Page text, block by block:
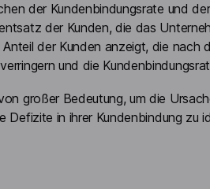
der Kundenbindungsrate und der
der Kunden, die das
der Kunden anzeigt, die nach
und die
großer Bedeutung, um die
Defizite in ihrer Kundenbindung